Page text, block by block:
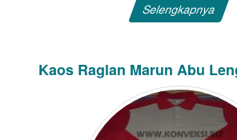
Selengkapnya
Kaos Raglan Marun Abu